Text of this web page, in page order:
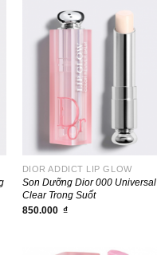
DIOR ADDICT LIP GLOW
Son Dưỡng Dior 000 Universal
Clear Trong Suốt
850.000 ₫